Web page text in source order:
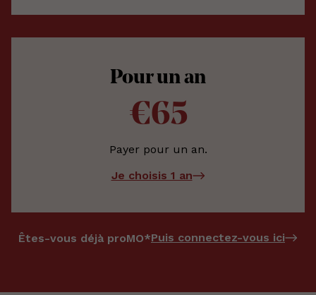
Pour un an
€65
Payer pour un an.
Je choisis 1 an
Êtes-vous déjà proMO*Puis connectez-vous ici